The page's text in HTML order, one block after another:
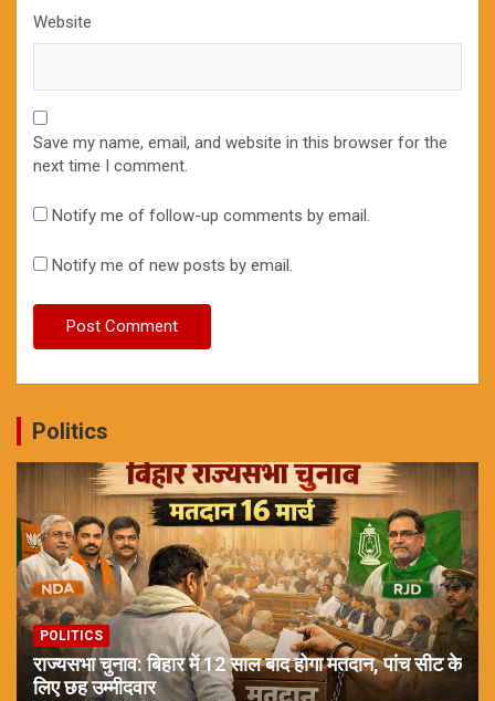
Website
Save my name, email, and website in this browser for the
next time I comment.
Notify me of follow-up comments by email.
Notify me of new posts by email.
Politics
POLITICS
राज्यसभा चुनाव: बिहार में 12 साल बाद होगा मतदान, पांच सीट के
लिए छह उम्मीदवार